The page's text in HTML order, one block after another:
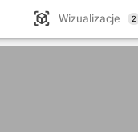
Wizualizacje 2